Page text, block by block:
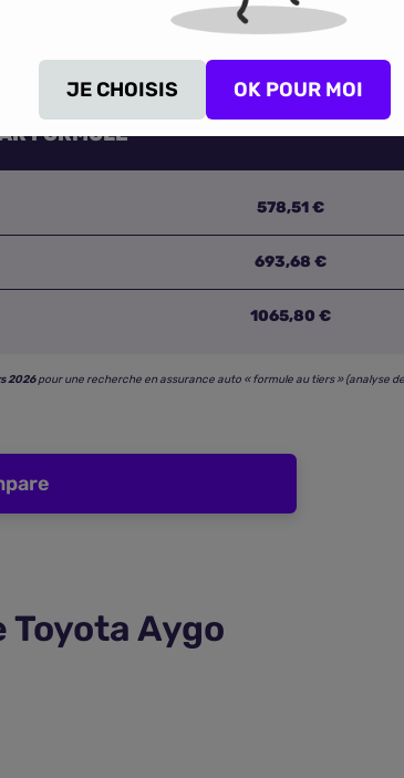
tiers, tiers + et tous risques. Servez-vous
en ville ou départs en vacances.
FORMULE
578,51 €
693,68 €
1065,80 €
2026pour une recherche en assurance auto « formule au tiers » (analyse
Aygo
JE CHOISIS OK POUR MOI